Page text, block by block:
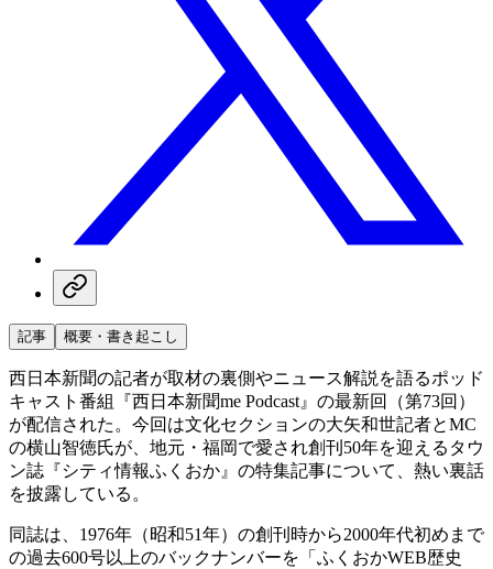
記事 概要・書き起こし
西日本新聞の記者が取材の裏側やニュース解説を語るポッド
キャスト番組『西日本新聞me Podcast』の最新回（第73回）
が配信された。今回は文化セクションの大矢和世記者とMC
の横山智徳氏が、地元・福岡で愛され創刊50年を迎えるタウ
ン誌『シティ情報ふくおか』の特集記事について、熱い裏話
を披露している。
同誌は、1976年（昭和51年）の創刊時から2000年代初めまで
の過去600号以上のバックナンバーを「ふくおかWEB歴史